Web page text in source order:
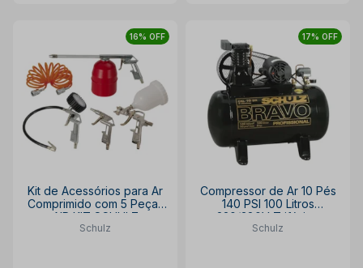
16% OFF
Kit de Acessórios para Ar
Comprimido com 5 Peças
AIR KIT SCHULZ
Schulz
17% OFF
Compressor de Ar 10 Pés
140 PSI 100 Litros
220/380V Trifásico
CSL10BR/100L SCHULZ
Schulz